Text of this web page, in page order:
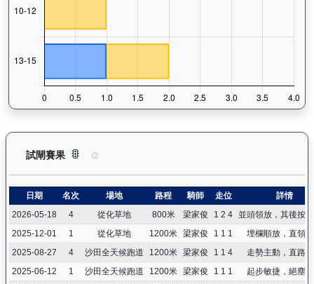
試閘賽果 寶進（K249）— 試閘賽果紀錄：查看馬匹所有
日期 名次 場地 路程 騎師 走位
詳情
2026-05-18
4 從化草地 800米 梁家俊 1 2 4
並頭領放，其後按
2025-12-01
1 從化草地 1200米 梁家俊 1 1 1
埋欄順放，直領
2025-08-27
4 沙田全天候跑道 1200米 梁家俊 1 1 4
走勢主動，直路
2025-06-12
1 沙田全天候跑道 1200米 梁家俊 1 1 1
起步敏捷，絕塵